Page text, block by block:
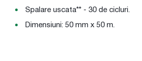
Spalare uscata** - 30 de cicluri.
Dimensiuni: 50 mm x 50 m.